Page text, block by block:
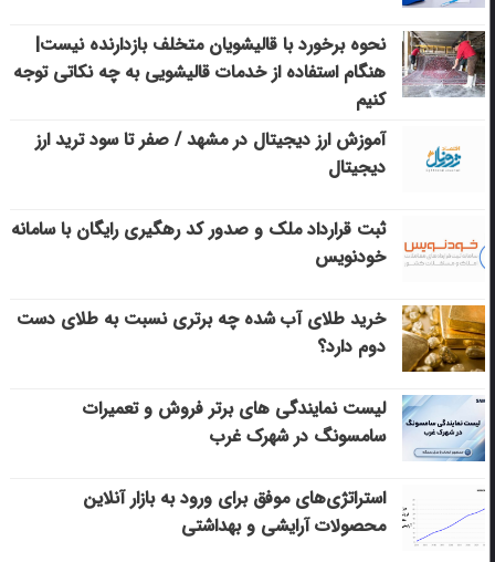
نحوه برخورد با قالیشویان متخلف بازدارنده نیست|
هنگام استفاده از خدمات قالیشویی به چه نکاتی توجه
کنیم
آموزش ارز دیجیتال در مشهد / صفر تا سود ترید ارز
دیجیتال
ثبت قرارداد ملک و صدور کد رهگیری رایگان با سامانه
خودنویس
خرید طلای آب شده چه برتری نسبت به طلای دست
دوم دارد؟
لیست نمایندگی های برتر فروش و تعمیرات
سامسونگ در شهرک غرب
استراتژی‌های موفق برای ورود به بازار آنلاین
محصولات آرایشی و بهداشتی